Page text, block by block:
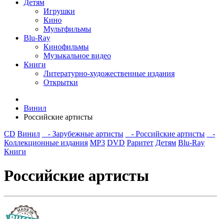
Детям
Игрушки
Кино
Мультфильмы
Blu-Ray
Кинофильмы
Музыкальное видео
Книги
Литературно-художественные издания
Открытки
Винил
Российские артисты
CD Винил - Зарубежные артисты - Российские артисты
-
Коллекционные издания MP3 DVD Раритет Детям Blu-Ray
Книги
Российские артисты